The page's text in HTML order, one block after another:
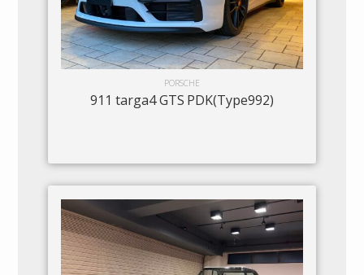
PORSCHE
911 targa4 GTS PDK(Type992)